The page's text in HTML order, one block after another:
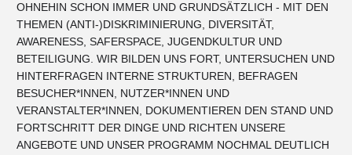
OHNEHIN SCHON IMMER UND GRUNDSÄTZLICH - MIT DEN
THEMEN (ANTI-)DISKRIMINIERUNG, DIVERSITÄT,
AWARENESS, SAFERSPACE, JUGENDKULTUR UND
BETEILIGUNG. WIR BILDEN UNS FORT, UNTERSUCHEN UND
HINTERFRAGEN INTERNE STRUKTUREN, BEFRAGEN
BESUCHER*INNEN, NUTZER*INNEN UND
VERANSTALTER*INNEN, DOKUMENTIEREN DEN STAND UND
FORTSCHRITT DER DINGE UND RICHTEN UNSERE
ANGEBOTE UND UNSER PROGRAMM NOCHMAL DEUTLICH